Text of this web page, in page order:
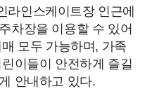
라인스케이트장 인근에
차장을 이용할 수 있어
모두 가능하며, 가족
이들이 안전하게 즐길
안내하고 있다.